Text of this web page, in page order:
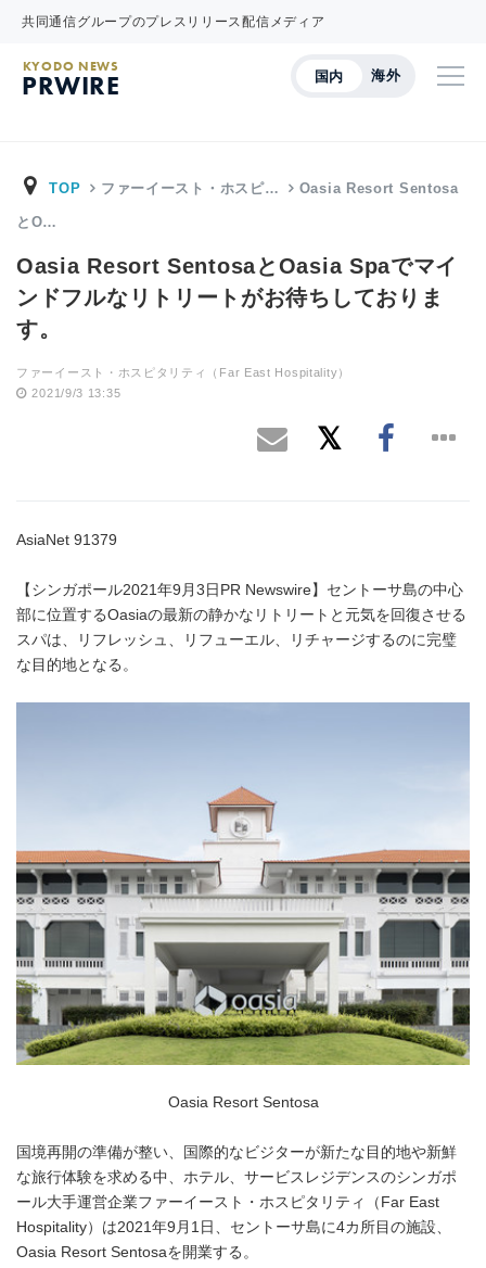
共同通信グループのプレスリリース配信メディア
国内 海外
KYODO NEWS
PRWIRE
TOP ファーイースト・ホスピ… Oasia Resort Sentosa
とO…
Oasia Resort SentosaとOasia Spaでマイ
ンドフルなリトリートがお待ちしておりま
す。
ファーイースト・ホスピタリティ（Far East Hospitality）
2021/9/3 13:35
AsiaNet 91379
【シンガポール2021年9月3日PR Newswire】セントーサ島の中心
部に位置するOasiaの最新の静かなリトリートと元気を回復させる
スパは、リフレッシュ、リフューエル、リチャージするのに完璧
な目的地となる。
Oasia Resort Sentosa
国境再開の準備が整い、国際的なビジターが新たな目的地や新鮮
な旅行体験を求める中、ホテル、サービスレジデンスのシンガポ
ール大手運営企業ファーイースト・ホスピタリティ（Far East
Hospitality）は2021年9月1日、セントーサ島に4カ所目の施設、
Oasia Resort Sentosaを開業する。